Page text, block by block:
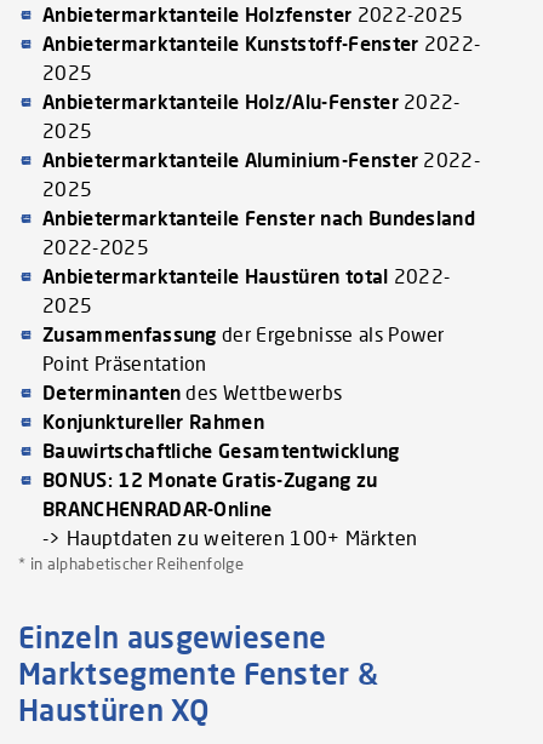
Anbietermarktanteile Holzfenster 2022-2025
Anbietermarktanteile Kunststoff-Fenster 2022-
2025
Anbietermarktanteile Holz/Alu-Fenster2022-
2025
Anbietermarktanteile Aluminium-Fenster 2022-
2025
Anbietermarktanteile Fenster nach Bundesland
2022-2025
Anbietermarktanteile Haustüren total 2022-
2025
Zusammenfassung der Ergebnisse als Power
Point Präsentation
Determinanten des Wettbewerbs
Konjunktureller Rahmen
Bauwirtschaftliche Gesamtentwicklung
BONUS: 12 Monate Gratis-Zugang zu
BRANCHENRADAR-Online
-> Hauptdaten zu weiteren 100+ Märkten
* in alphabetischer Reihenfolge
Einzeln ausgewiesene
Marktsegmente Fenster &
Haustüren XQ